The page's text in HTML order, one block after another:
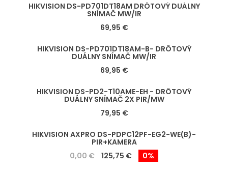
HIKVISION DS-PD701DT18AM DRÔTOVÝ DUÁLNY
SNÍMAČ MW/IR
69,95 €
HIKVISION DS-PD701DT18AM-B- DRÔTOVÝ
DUÁLNY SNÍMAČ MW/IR
69,95 €
HIKVISION DS-PD2-T10AME-EH - DRÔTOVÝ
DUÁLNY SNÍMAČ 2X PIR/MW
79,95 €
HIKVISION AXPRO DS-PDPC12PF-EG2-WE(B)-
PIR+KAMERA
0,00 €
125,75 € 0%